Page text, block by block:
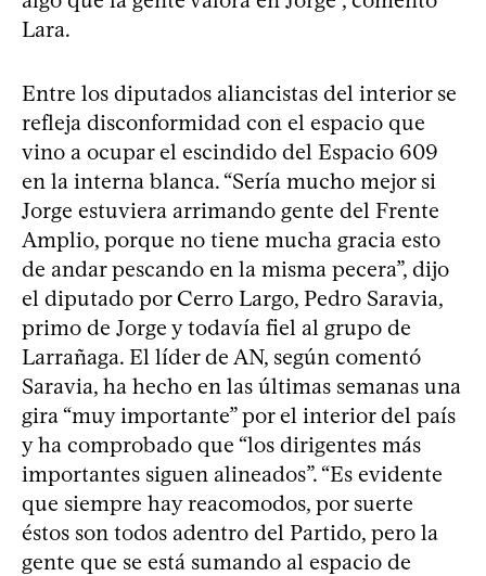
Lara.
Entre los diputados aliancistas del interior se
refleja disconformidad con el espacio que
vino a ocupar el escindido del Espacio 609
en la interna blanca. “Sería mucho mejor si
Jorge estuviera arrimando gente del Frente
Amplio, porque no tiene mucha gracia esto
de andar pescando en la misma pecera”, dijo
el diputado por Cerro Largo, Pedro Saravia,
primo de Jorge y todavía fiel al grupo de
Larrañaga. El líder de AN, según comentó
Saravia, ha hecho en las últimas semanas una
gira “muy importante” por el interior del país
y ha comprobado que “los dirigentes más
importantes siguen alineados”. “Es evidente
que siempre hay reacomodos, por suerte
éstos son todos adentro del Partido, pero la
gente que se está sumando al espacio de